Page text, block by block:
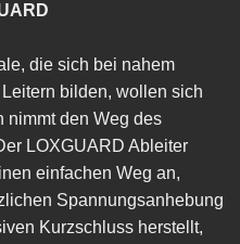
die sich bei nahem
bilden, wollen sich
nimmt den Weg des
LOXGUARD Ableiter
einfachen Weg an,
Spannungsanhebung
Kurzschluss herstellt,